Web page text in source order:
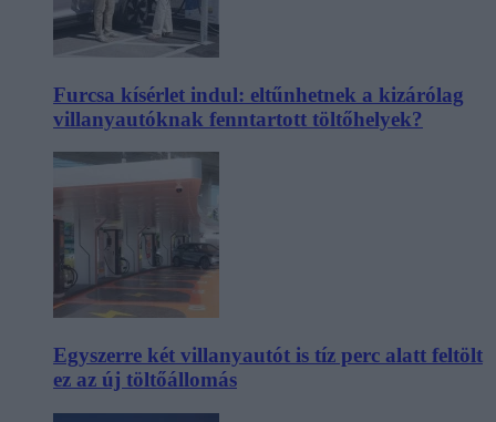
Furcsa kísérlet indul: eltűnhetnek a kizárólag
villanyautóknak fenntartott töltőhelyek?
Egyszerre két villanyautót is tíz perc alatt feltölt
ez az új töltőállomás